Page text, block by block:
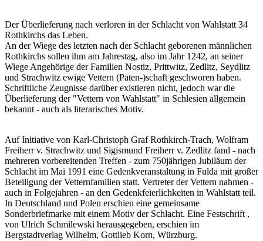
Der Überlieferung nach verloren in der Schlacht von Wahlstatt 34
Rothkirchs das Leben.
An der Wiege des letzten nach der Schlacht geborenen männlichen
Rothkirchs sollen ihm am Jahrestag, also im Jahr 1242, an seiner
Wiege Angehörige der Familien Nostiz, Prittwitz, Zedlitz, Seydlitz
und Strachwitz ewige Vettern (Paten-)schaft geschworen haben.
Schriftliche Zeugnisse darüber existieren nicht, jedoch war die
Überlieferung der "Vettern von Wahlstatt" in Schlesien allgemein
bekannt - auch als literarisches Motiv.
Auf Initiative von Karl-Christoph Graf Rothkirch-Trach, Wolfram
Freiherr v. Strachwitz und Sigismund Freiherr v. Zedlitz fand - nach
mehreren vorbereitenden Treffen - zum 750jährigen Jubiläum der
Schlacht im Mai 1991 eine Gedenkveranstaltung in Fulda mit großer
Beteiligung der Vetternfamilien statt. Vertreter der Vettern nahmen -
auch in Folgejahren - an den Gedenkfeierlichkeiten in Wahlstatt teil.
In Deutschland und Polen erschien eine gemeinsame
Sonderbriefmarke mit einem Motiv der Schlacht. Eine Festschrift ,
von Ulrich Schmilewski herausgegeben, erschien im
Bergstadtverlag Wilhelm, Gottlieb Korn, Würzburg.